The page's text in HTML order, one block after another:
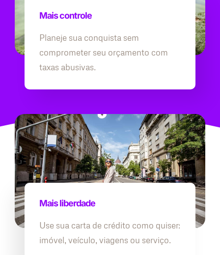
Mais controle
Planeje sua conquista sem
comprometer seu orçamento com
taxas abusivas.
Mais liberdade
Use sua carta de crédito como quiser:
imóvel, veículo, viagens ou serviço.